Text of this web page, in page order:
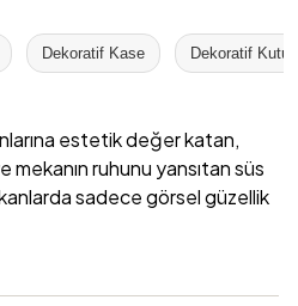
Dekoratif Kase Dekoratif Kutu
estetik değer katan,
ruhunu yansıtan süs
sadece görsel güzellik
olarak da işlev görür.